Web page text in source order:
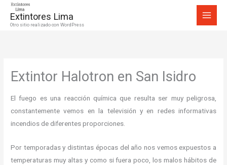
Extintores Lima
Otro sitio realizado con WordPress
Extintor Halotron en San Isidro
El fuego es una reacción química que resulta ser muy peligrosa,
constantemente vemos en la televisión y en redes informativas
incendios de diferentes proporciones.
Por temporadas y distintas épocas del año nos vemos expuestos a
temperaturas muy altas y como si fuera poco, los malos hábitos de